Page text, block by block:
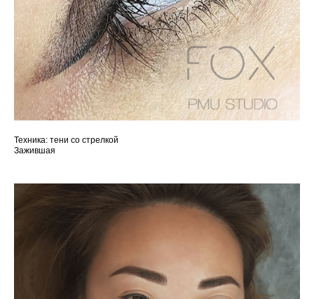
Техника: тени со стрелкой
Зажившая